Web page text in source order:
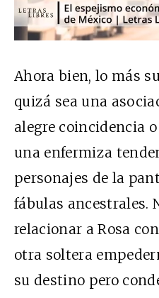
Ahora bien, lo más
quizá sea una
alegre coincidencia
una enfermiza
personajes de la
fábulas ancestrales.
relacionar a Rosa
otra soltera
su destino pero